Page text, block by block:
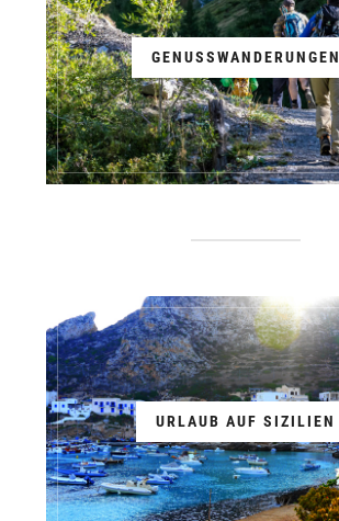
GENUSSWANDERUNGEN
URLAUB AUF SIZILIEN